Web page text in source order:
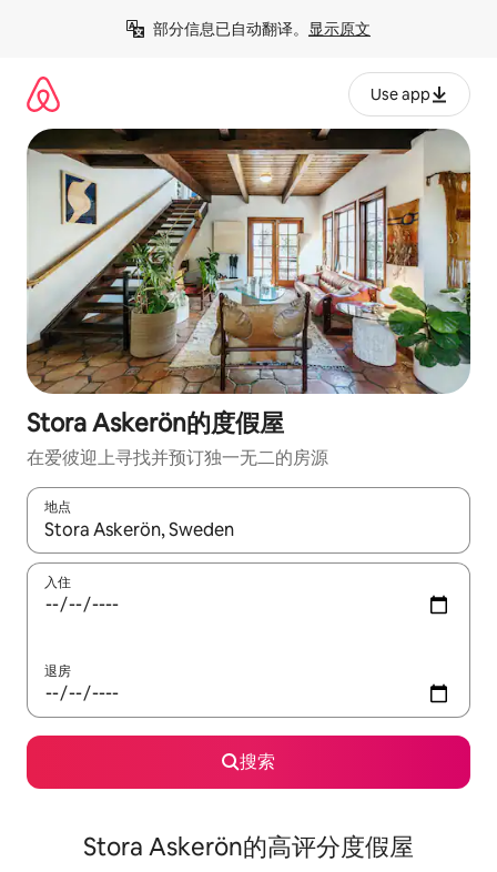
部分信息已自动翻译。 显示原文
Use app
Stora Askerön的度假屋
在爱彼迎上寻找并预订独一无二的房源
地点
如有搜索结果，请使用上下方向键查看，或通过点击或滑动手势
入住
退房
搜索
Stora Askerön的高评分度假屋